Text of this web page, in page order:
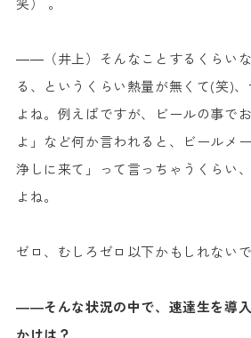
――（井上）そんなことするくらい
る、というくらい熱量が無くて(笑)
よね。例えばですが、ビールの事で
よ」など何か言われると、ビールメ
浄しに来て」って言っちゃうくらい
よね。
ゼロ、むしろゼロ以下かもしれないで
――そんな状況の中で、速達生を導
かけは？